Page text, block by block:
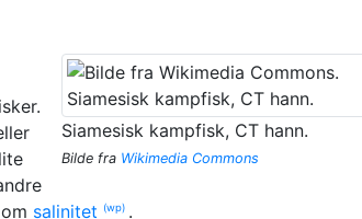
Siamesisk kampfisk, CT hann.
Bilde fra Wikimedia Commons
salinitet (wp) .